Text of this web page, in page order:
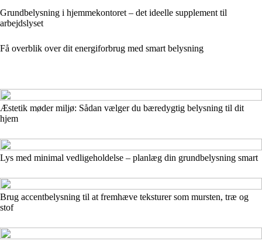
Grundbelysning i hjemmekontoret – det ideelle supplement til
arbejdslyset
Få overblik over dit energiforbrug med smart belysning
Æstetik møder miljø: Sådan vælger du bæredygtig belysning til dit
hjem
Lys med minimal vedligeholdelse – planlæg din grundbelysning smart
Brug accentbelysning til at fremhæve teksturer som mursten, træ og
stof